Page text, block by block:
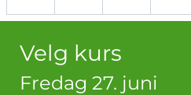
Velg kurs
Fredag 27. juni